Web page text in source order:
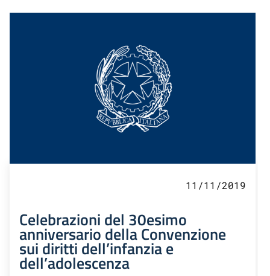
11/11/2019
Celebrazioni del 30esimo
anniversario della Convenzione
sui diritti dell’infanzia e
dell’adolescenza